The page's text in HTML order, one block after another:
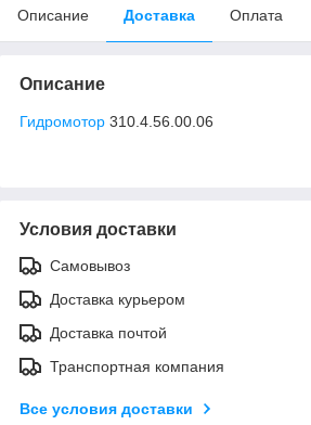
Описание Доставка Оплата
Описание
Гидромотор 310.4.56.00.06
Условия доставки
Самовывоз
Доставка курьером
Доставка почтой
Транспортная компания
Все условия доставки